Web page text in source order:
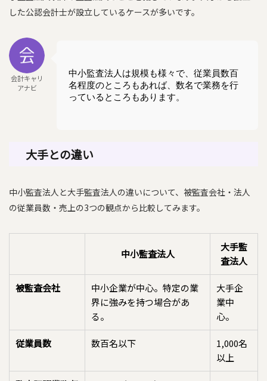
した公認会計士が設立しているケースが多いです。
会計キャリ
アナビ
中小監査法人は規模も様々で、従業員数百
名程度のところもあれば、数名で業務を行
っているところもあります。
大手との違い
中小監査法人と大手監査法人の違いについて、被監査会社・法人
の従業員数・売上の3つの観点から比較してみます。
中小監査法人
大手監
査法人
被監査会社
中小企業が中心。特定の業
界に強みを持つ場合があ
る。
大手企
業中
心。
従業員数 数百名以下
1,000名
以上